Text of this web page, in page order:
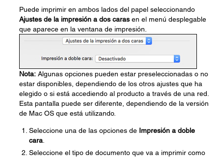
Puede imprimir en ambos lados del papel seleccionando
Ajustes de la impresión a dos caras en el menú desplegable
que aparece en la ventana de impresión.
Nota: Algunas opciones pueden estar preseleccionadas o no
estar disponibles, dependiendo de los otros ajustes que ha
elegido o si está accediendo al producto a través de una red.
Esta pantalla puede ser diferente, dependiendo de la versión
de Mac OS que está utilizando.
Seleccione una de las opciones de Impresión a doble
cara
Seleccione el tipo de documento que va a imprimir como